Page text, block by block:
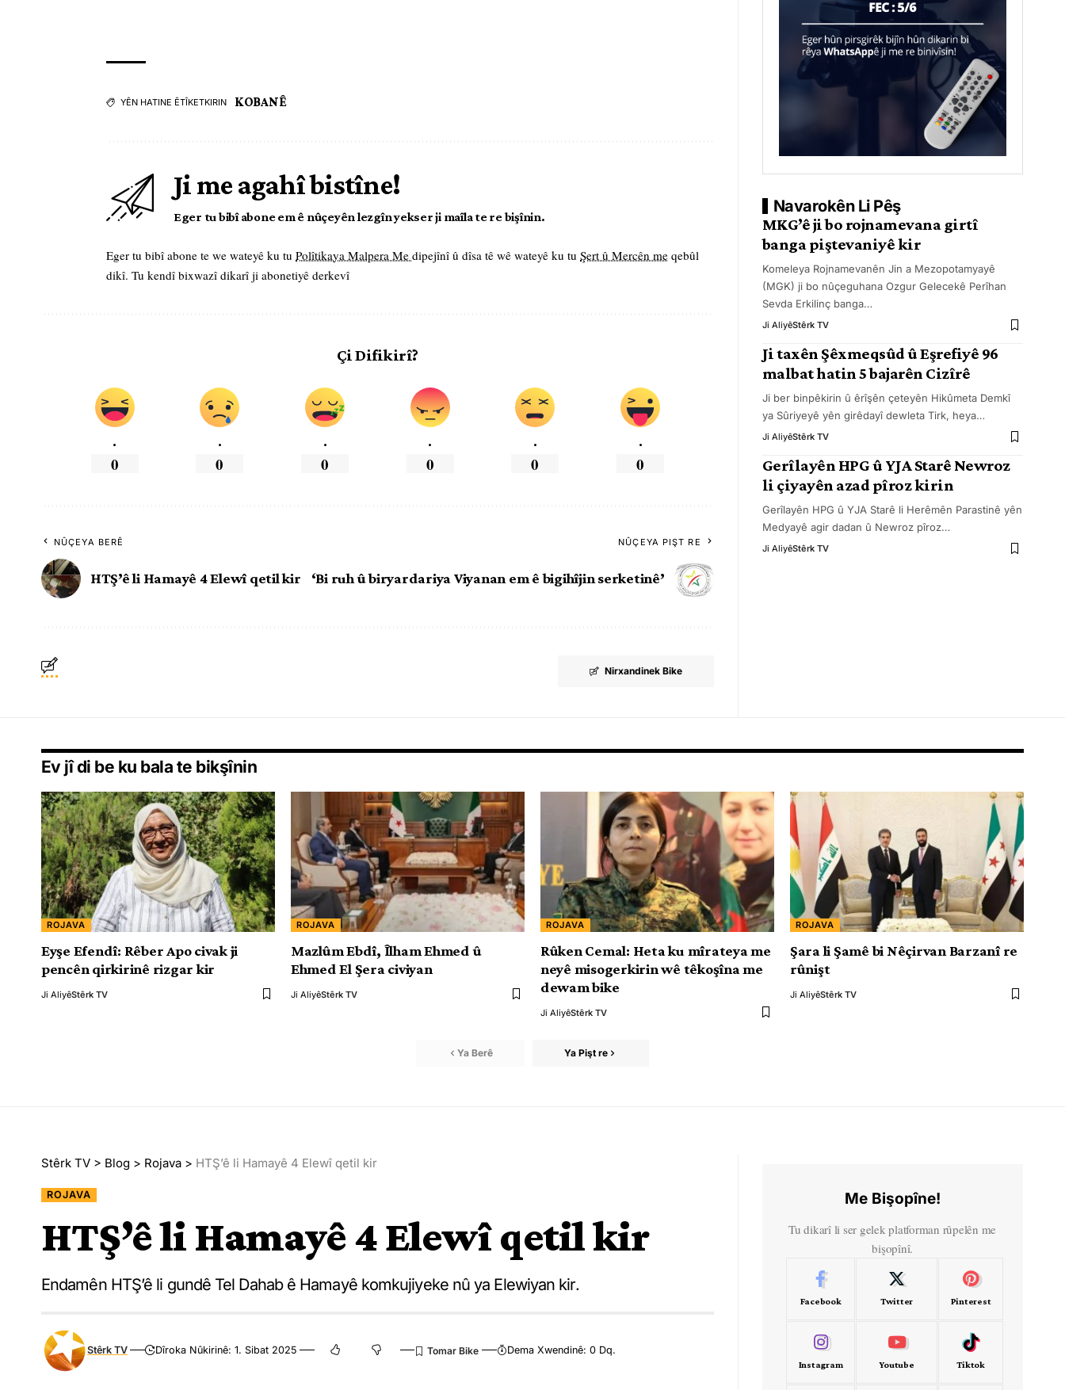
YÊN HATINE ÊTÎKETKIRIN KOBANÊ
Ji me agahî bistîne!
Eger tu bibî abone em ê nûçeyên lezgîn yekser ji maîla te re bişînin.
Eger tu bibî abone te we wateyê ku tu Polîtikaya Malpera Me dipejînî û dîsa tê wê wateyê ku tu Şert û Mercên me qebûl
dikî. Tu kendî bixwazî dikarî ji abonetiyê derkevî
Çi Difikirî?
.
0
.
0
.
0
.
0
.
0
.
0
NÛÇEYA BERÊ
HTŞ’ê li Hamayê 4 Elewî qetil kir
NÛÇEYA PIŞT RE
‘Bi ruh û biryardariya Viyanan em ê bigihîjin serketinê’
Nirxandinek Bike
Navarokên Li Pêş
MKG’ê ji bo rojnamevana girtî
banga piştevaniyê kir
Komeleya Rojnamevanên Jin a Mezopotamyayê
(MGK) ji bo nûçeguhana Ozgur Gelecekê Perîhan
Sevda Erkilinç banga…
Ji AliyêStêrk TV
Ji taxên Şêxmeqsûd û Eşrefiyê 96
malbat hatin 5 bajarên Cizîrê
Ji ber binpêkirin û êrîşên çeteyên Hikûmeta Demkî
ya Sûriyeyê yên girêdayî dewleta Tirk, heya…
Ji AliyêStêrk TV
Gerîlayên HPG û YJA Starê Newroz
li çiyayên azad pîroz kirin
Gerîlayên HPG û YJA Starê li Herêmên Parastinê yên
Medyayê agir dadan û Newroz pîroz…
Ji AliyêStêrk TV
Ev jî di be ku bala te bikşînin
ROJAVA
Eyşe Efendî: Rêber Apo civak ji
pencên qirkirinê rizgar kir
Ji AliyêStêrk TV
ROJAVA
Mazlûm Ebdî, Îlham Ehmed û
Ehmed El Şera civiyan
Ji AliyêStêrk TV
ROJAVA
Rûken Cemal: Heta ku mîrateya me
neyê misogerkirin wê têkoşîna me
dewam bike
Ji AliyêStêrk TV
ROJAVA
Şara li Şamê bi Nêçirvan Barzanî re
rûnişt
Ji AliyêStêrk TV
Ya Berê Ya Pişt re
Stêrk TV > Blog > Rojava > HTŞ’ê li Hamayê 4 Elewî qetil kir
ROJAVA
HTŞ’ê li Hamayê 4 Elewî qetil kir
Endamên HTŞ’ê li gundê Tel Dahab ê Hamayê komkujiyeke nû ya Elewiyan kir.
Stêrk TV Dîroka Nûkirinê: 1. Sibat 2025 Dema Xwendinê: 0 Dq.
Me Bişopîne!
Tu dikarî li ser gelek platforman rûpelên me
bişopînî.
Facebook Twitter Pinterest
Instagram Youtube Tiktok